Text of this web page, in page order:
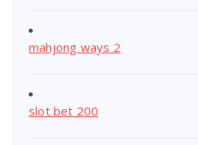
mahjong ways 2
slot bet 200